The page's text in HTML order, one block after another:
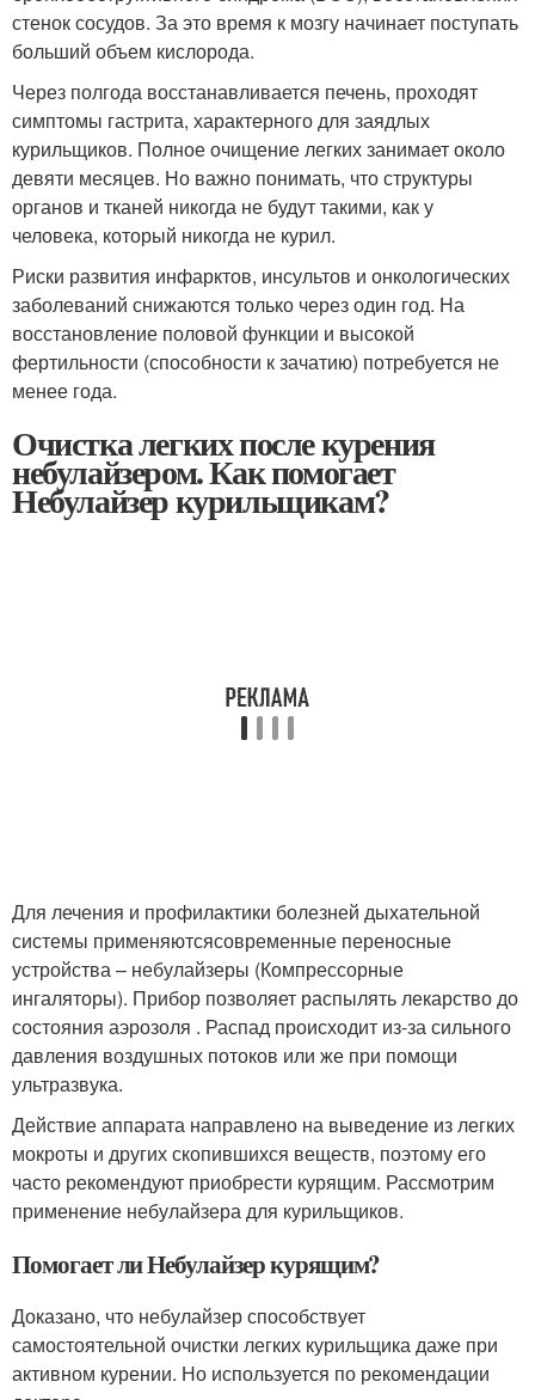
стенок сосудов. За это время к мозгу начинает поступать
больший объем кислорода.
Через полгода восстанавливается печень, проходят
симптомы гастрита, характерного для заядлых
курильщиков. Полное очищение легких занимает около
девяти месяцев. Но важно понимать, что структуры
органов и тканей никогда не будут такими, как у
человека, который никогда не курил.
Риски развития инфарктов, инсультов и онкологических
заболеваний снижаются только через один год. На
восстановление половой функции и высокой
фертильности (способности к зачатию) потребуется не
менее года.
Очистка легких после курения
небулайзером. Как помогает
Небулайзер курильщикам?
Для лечения и профилактики болезней дыхательной
системы применяютсясовременные переносные
устройства – небулайзеры (Компрессорные
ингаляторы). Прибор позволяет распылять лекарство до
состояния аэрозоля . Распад происходит из-за сильного
давления воздушных потоков или же при помощи
ультразвука.
Действие аппарата направлено на выведение из легких
мокроты и других скопившихся веществ, поэтому его
часто рекомендуют приобрести курящим. Рассмотрим
применение небулайзера для курильщиков.
Помогает ли Небулайзер курящим?
Доказано, что небулайзер способствует
самостоятельной очистки легких курильщика даже при
активном курении. Но используется по рекомендации